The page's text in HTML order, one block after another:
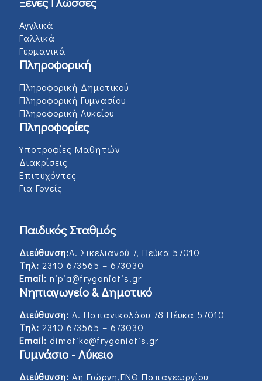
Αγγλικά
Γαλλικά
Γερμανικά
Πληροφορική
Πληροφορική Δημοτικού
Πληροφορική Γυμνασίου
Πληροφορική Λυκείου
Πληροφορίες
Υποτροφίες Μαθητών
Διακρίσεις
Επιτυχόντες
Για Γονείς
Παιδικός Σταθμός
Διεύθυνση:Α. Σικελιανού 7, Πεύκα 57010
Τηλ: 2310 673565 – 673030
Email: nipia@fryganiotis.gr
Νηπιαγωγείο & Δημοτικό
Διεύθυνση: Λ. Παπανικολάου 78 Πέυκα 57010
Τηλ: 2310 673565 – 673030
Email: dimotiko@fryganiotis.gr
Γυμνάσιο - Λύκειο
Διεύθυνση: Αη Γιώργη,ΓΝΘ Παπαγεωργίου